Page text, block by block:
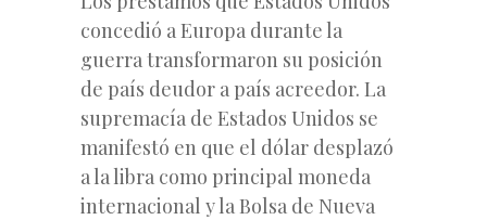
concedió a Europa durante la
guerra transformaron su posición
de país deudor a país acreedor. La
supremacía de Estados Unidos se
manifestó en que el dólar desplazó
a la libra como principal moneda
internacional y la Bolsa de Nueva